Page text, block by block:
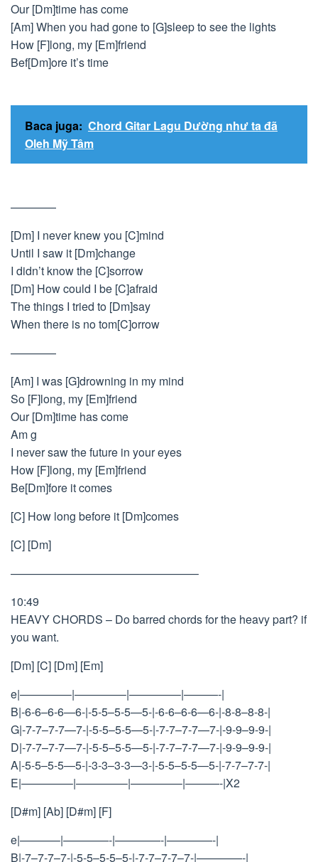
Our [Dm]time has come
[Am] When you had gone to [G]sleep to see the lights
How [F]long, my [Em]friend
Bef[Dm]ore it’s time
Baca juga: Chord Gitar Lagu Dường như ta đã
Oleh Mỹ Tâm
————
[Dm] I never knew you [C]mind
Until I saw it [Dm]change
I didn’t know the [C]sorrow
[Dm] How could I be [C]afraid
The things I tried to [Dm]say
When there is no tom[C]orrow
————
[Am] I was [G]drowning in my mind
So [F]long, my [Em]friend
Our [Dm]time has come
Am g
I never saw the future in your eyes
How [F]long, my [Em]friend
Be[Dm]fore it comes
[C] How long before it [Dm]comes
[C] [Dm]
————————————————–
10:49
HEAVY CHORDS – Do barred chords for the heavy part? if
you want.
[Dm] [C] [Dm] [Em]
e|————–|————–|————–|———-|
B|-6-6–6-6—6-|-5-5–5-5—5-|-6-6–6-6—6-|-8-8–8-8-|
G|-7-7–7-7—7-|-5-5–5-5—5-|-7-7–7-7—7-|-9-9–9-9-|
D|-7-7–7-7—7-|-5-5–5-5—5-|-7-7–7-7—7-|-9-9–9-9-|
A|-5-5–5-5—5-|-3-3–3-3—3-|-5-5–5-5—5-|-7-7–7-7-|
E|————–|————–|————–|———-|X2
[D#m] [Ab] [D#m] [F]
e|———–|————-|————-|————-|
B|-7–7-7–7-|-5-5–5-5–5-|-7-7–7-7–7-|————-|